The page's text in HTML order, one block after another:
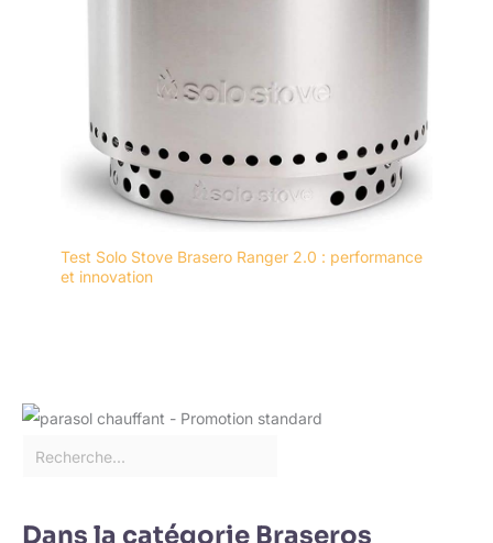
Test Solo Stove Brasero Ranger 2.0 : performance
et innovation
Dans la catégorie Braseros